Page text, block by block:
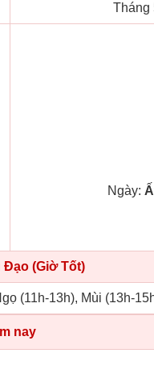
Tháng
Ngày:
Đạo (Giờ Tốt)
(11h-13h), Mùi (13h-
nay